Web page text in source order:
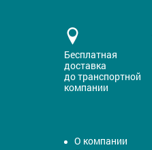
Бесплатная
доставка
до транспортной
компании
О компании